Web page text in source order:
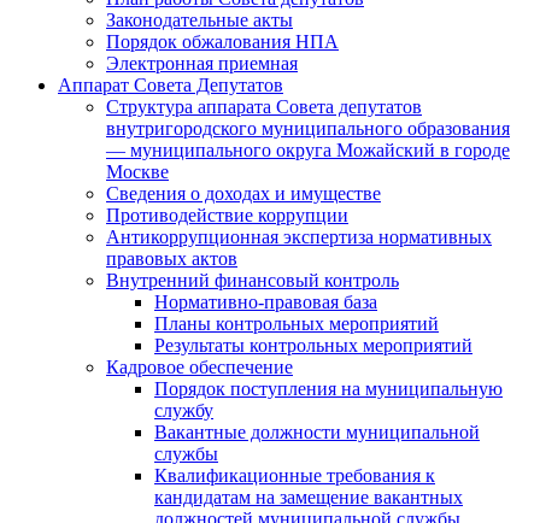
Законодательные акты
Порядок обжалования НПА
Электронная приемная
Аппарат Совета Депутатов
Структура аппарата Совета депутатов
внутригородского муниципального образования
— муниципального округа Можайский в городе
Москве
Сведения о доходах и имуществе
Противодействие коррупции
Антикоррупционная экспертиза нормативных
правовых актов
Внутренний финансовый контроль
Нормативно-правовая база
Планы контрольных мероприятий
Результаты контрольных мероприятий
Кадровое обеспечение
Порядок поступления на муниципальную
службу
Вакантные должности муниципальной
службы
Квалификационные требования к
кандидатам на замещение вакантных
должностей муниципальной службы